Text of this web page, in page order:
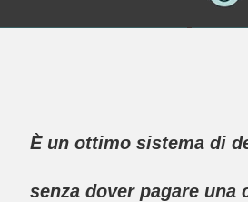
È un ottimo sistema di
senza dover pagare una